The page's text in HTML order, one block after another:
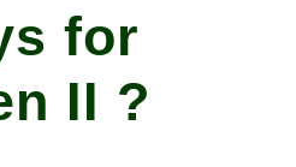
for
II ?